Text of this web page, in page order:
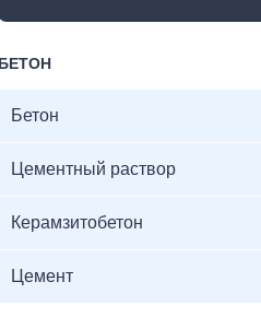
БЕТОН
Бетон
Цементный раствор
Керамзитобетон
Цемент